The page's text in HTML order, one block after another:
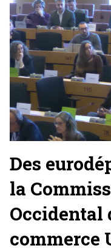
Des
la
Occidental
commerce